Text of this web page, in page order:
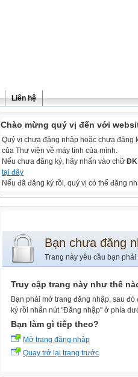
Liên hệ
Chào mừng quý vị đến với
Quý vị chưa đăng nhập hoặc chưa đăng
của Thư viện về máy tính của mình.
Nếu chưa đăng ký, hãy nhấn vào chữ ĐK
tại đây
Nếu đã đăng ký rồi, quý vị có thể đăng
Bạn chưa đăng
Trang này yêu cầu bạn
Truy cập trang này như thế
Bạn phải mở trang đăng nhập, sau
ký rồi nhấn nút "Đăng nhập" ở phía
Bạn làm gì tiếp theo?
Mở trang đăng nhập
Quay trở lại trang trước